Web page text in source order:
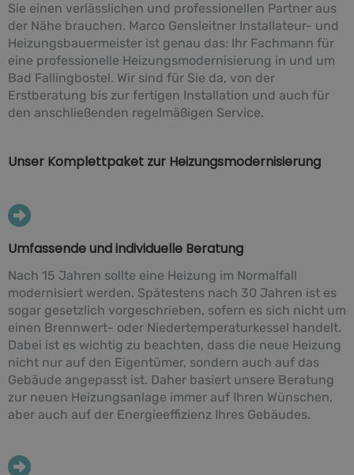
Sie einen verlässlichen und professionellen Partner aus
der Nähe brauchen. Marco Gensleitner Installateur- und
Heizungsbauermeister ist genau das: Ihr Fachmann für
eine professionelle Heizungsmodernisierung in und um
Bad Fallingbostel. Wir sind für Sie da, von der
Erstberatung bis zur fertigen Installation und auch für
den anschließenden regelmäßigen Service.
Unser Komplettpaket zur Heizungsmodernisierung
Umfassende und individuelle Beratung
Nach 15 Jahren sollte eine Heizung im Normalfall
modernisiert werden. Spätestens nach 30 Jahren ist es
sogar gesetzlich vorgeschrieben, sofern es sich nicht um
einen Brennwert- oder Niedertemperaturkessel handelt.
Dabei ist es wichtig zu beachten, dass die neue Heizung
nicht nur auf den Eigentümer, sondern auch auf das
Gebäude angepasst ist. Daher basiert unsere Beratung
zur neuen Heizungsanlage immer auf Ihren Wünschen,
aber auch auf der Energieeffizienz Ihres Gebäudes.